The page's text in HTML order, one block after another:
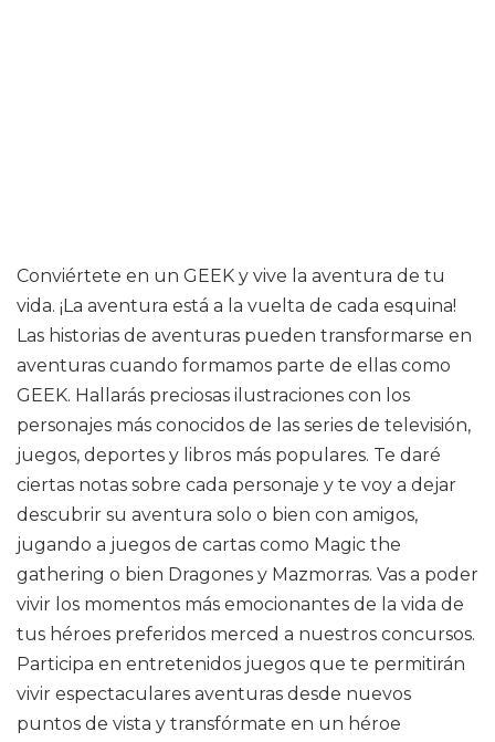
Conviértete en un GEEK y vive la aventura de tu
vida. ¡La aventura está a la vuelta de cada esquina!
Las historias de aventuras pueden transformarse en
aventuras cuando formamos parte de ellas como
GEEK. Hallarás preciosas ilustraciones con los
personajes más conocidos de las series de televisión,
juegos, deportes y libros más populares. Te daré
ciertas notas sobre cada personaje y te voy a dejar
descubrir su aventura solo o bien con amigos,
jugando a juegos de cartas como Magic the
gathering o bien Dragones y Mazmorras. Vas a poder
vivir los momentos más emocionantes de la vida de
tus héroes preferidos merced a nuestros concursos.
Participa en entretenidos juegos que te permitirán
vivir espectaculares aventuras desde nuevos
puntos de vista y transfórmate en un héroe